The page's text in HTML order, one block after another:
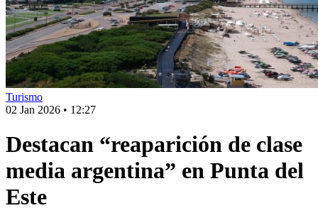
Turismo
02 Jan 2026 • 12:27
Destacan “reaparición de clase
media argentina” en Punta del
Este